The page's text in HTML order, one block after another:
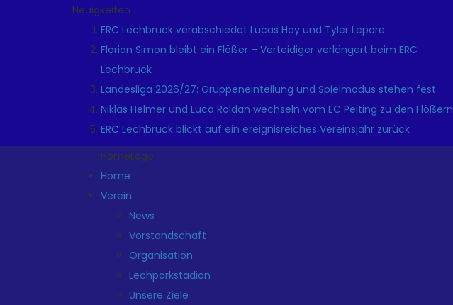
Neuigkeiten
ERC Lechbruck verabschiedet Lucas Hay und Tyler Lepore
Florian Simon bleibt ein Flößer – Verteidiger verlängert beim ERC
Lechbruck
Landesliga 2026/27: Gruppeneinteilung und Spielmodus stehen fest
Niklas Helmer und Luca Roldan wechseln vom EC Peiting zu den Flößern
ERC Lechbruck blickt auf ein ereignisreiches Vereinsjahr zurück
HomeLogo
Home
Verein
News
Vorstandschaft
Organisation
Lechparkstadion
Unsere Ziele